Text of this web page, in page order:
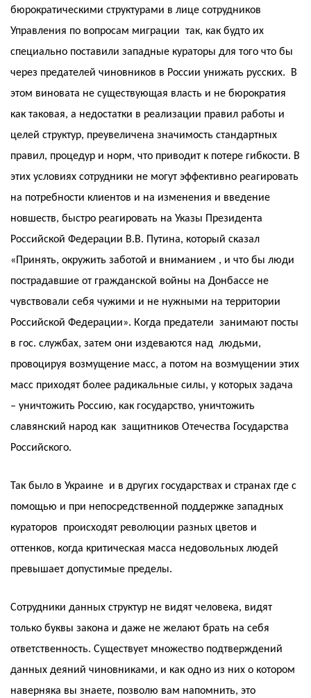
бюрократическими структурами в лице сотрудников
Управления по вопросам миграции так, как будто их
специально поставили западные кураторы для того что бы
через предателей чиновников в России унижать русских. В
этом виновата не существующая власть и не бюрократия
как таковая, а недостатки в реализации правил работы и
целей структур, преувеличена значимость стандартных
правил, процедур и норм, что приводит к потере гибкости. В
этих условиях сотрудники не могут эффективно реагировать
на потребности клиентов и на изменения и введение
новшеств, быстро реагировать на Указы Президента
Российской Федерации В.В. Путина, который сказал
«Принять, окружить заботой и вниманием , и что бы люди
пострадавшие от гражданской войны на Донбассе не
чувствовали себя чужими и не нужными на территории
Российской Федерации». Когда предатели занимают посты
в гос. службах, затем они издеваются над людьми,
провоцируя возмущение масс, а потом на возмущении этих
масс приходят более радикальные силы, у которых задача
– уничтожить Россию, как государство, уничтожить
славянский народ как защитников Отечества Государства
Российского.
Так было в Украине и в других государствах и странах где с
помощью и при непосредственной поддержке западных
кураторов происходят революции разных цветов и
оттенков, когда критическая масса недовольных людей
превышает допустимые пределы.
Сотрудники данных структур не видят человека, видят
только буквы закона и даже не желают брать на себя
ответственность. Существует множество подтверждений
данных деяний чиновниками, и как одно из них о котором
наверняка вы знаете, позволю вам напомнить, это